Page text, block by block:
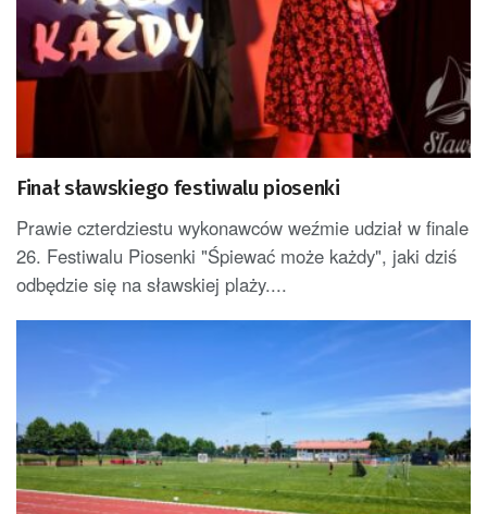
Finał sławskiego festiwalu piosenki
Prawie czterdziestu wykonawców weźmie udział w finale
26. Festiwalu Piosenki "Śpiewać może każdy", jaki dziś
odbędzie się na sławskiej plaży....